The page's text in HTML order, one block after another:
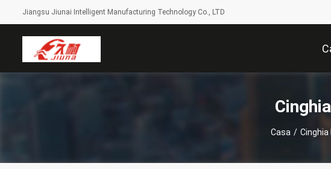
Jiangsu Jiunai Intelligent Manufacturing Technology Co., LTD
Casa / Cinghia